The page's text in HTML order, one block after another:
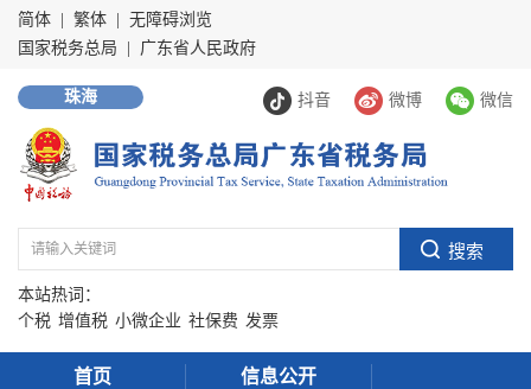
简体 繁体
无障碍浏览
国家税务总局
广东省人民政府
抖音 微博 微信
珠海
本站热词：
个税 增值税 小微企业 社保费 发票
首页 信息公开